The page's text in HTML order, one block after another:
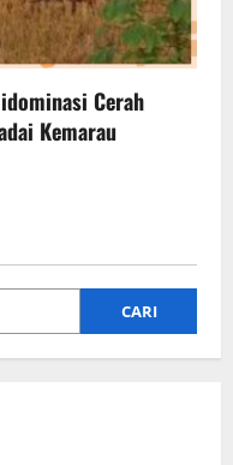
Cerah
Kemarau
CARI